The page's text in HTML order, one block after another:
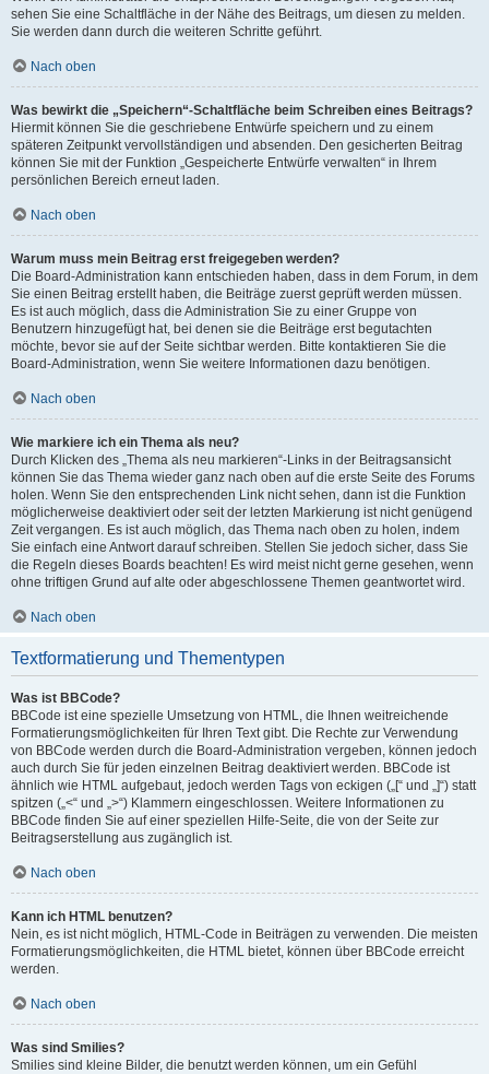
sehen Sie eine Schaltfläche in der Nähe des Beitrags, um diesen zu melden.
Sie werden dann durch die weiteren Schritte geführt.
Nach oben
Was bewirkt die „Speichern“-Schaltfläche beim Schreiben eines Beitrags?
Hiermit können Sie die geschriebene Entwürfe speichern und zu einem
späteren Zeitpunkt vervollständigen und absenden. Den gesicherten Beitrag
können Sie mit der Funktion „Gespeicherte Entwürfe verwalten“ in Ihrem
persönlichen Bereich erneut laden.
Nach oben
Warum muss mein Beitrag erst freigegeben werden?
Die Board-Administration kann entschieden haben, dass in dem Forum, in dem
Sie einen Beitrag erstellt haben, die Beiträge zuerst geprüft werden müssen.
Es ist auch möglich, dass die Administration Sie zu einer Gruppe von
Benutzern hinzugefügt hat, bei denen sie die Beiträge erst begutachten
möchte, bevor sie auf der Seite sichtbar werden. Bitte kontaktieren Sie die
Board-Administration, wenn Sie weitere Informationen dazu benötigen.
Nach oben
Wie markiere ich ein Thema als neu?
Durch Klicken des „Thema als neu markieren“-Links in der Beitragsansicht
können Sie das Thema wieder ganz nach oben auf die erste Seite des Forums
holen. Wenn Sie den entsprechenden Link nicht sehen, dann ist die Funktion
möglicherweise deaktiviert oder seit der letzten Markierung ist nicht genügend
Zeit vergangen. Es ist auch möglich, das Thema nach oben zu holen, indem
Sie einfach eine Antwort darauf schreiben. Stellen Sie jedoch sicher, dass Sie
die Regeln dieses Boards beachten! Es wird meist nicht gerne gesehen, wenn
ohne triftigen Grund auf alte oder abgeschlossene Themen geantwortet wird.
Nach oben
Textformatierung und Thementypen
Was ist BBCode?
BBCode ist eine spezielle Umsetzung von HTML, die Ihnen weitreichende
Formatierungsmöglichkeiten für Ihren Text gibt. Die Rechte zur Verwendung
von BBCode werden durch die Board-Administration vergeben, können jedoch
auch durch Sie für jeden einzelnen Beitrag deaktiviert werden. BBCode ist
ähnlich wie HTML aufgebaut, jedoch werden Tags von eckigen („[“ und „]“) statt
spitzen („<“ und „>“) Klammern eingeschlossen. Weitere Informationen zu
BBCode finden Sie auf einer speziellen Hilfe-Seite, die von der Seite zur
Beitragserstellung aus zugänglich ist.
Nach oben
Kann ich HTML benutzen?
Nein, es ist nicht möglich, HTML-Code in Beiträgen zu verwenden. Die meisten
Formatierungsmöglichkeiten, die HTML bietet, können über BBCode erreicht
werden.
Nach oben
Was sind Smilies?
Smilies sind kleine Bilder, die benutzt werden können, um ein Gefühl